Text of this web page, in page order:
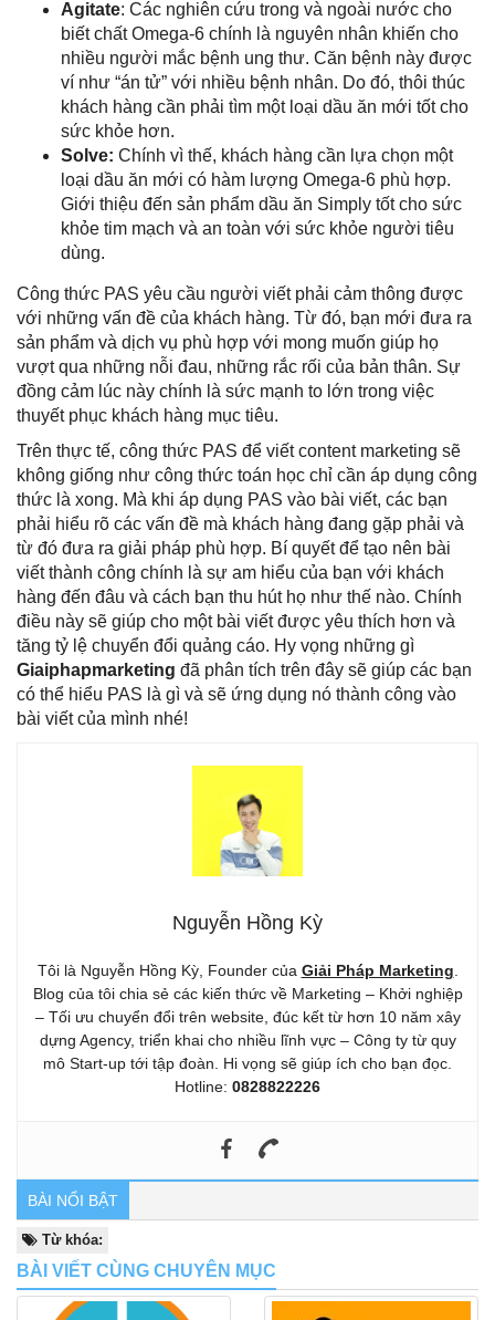
Agitate: Các nghiên cứu trong và ngoài nước cho
biết chất Omega-6 chính là nguyên nhân khiến cho
nhiều người mắc bệnh ung thư. Căn bệnh này được
ví như “án tử” với nhiều bệnh nhân. Do đó, thôi thúc
khách hàng cần phải tìm một loại dầu ăn mới tốt cho
sức khỏe hơn.
Solve: Chính vì thế, khách hàng cần lựa chọn một
loại dầu ăn mới có hàm lượng Omega-6 phù hợp.
Giới thiệu đến sản phẩm dầu ăn Simply tốt cho sức
khỏe tim mạch và an toàn với sức khỏe người tiêu
dùng.
Công thức PAS yêu cầu người viết phải cảm thông được
với những vấn đề của khách hàng. Từ đó, bạn mới đưa ra
sản phẩm và dịch vụ phù hợp với mong muốn giúp họ
vượt qua những nỗi đau, những rắc rối của bản thân. Sự
đồng cảm lúc này chính là sức mạnh to lớn trong việc
thuyết phục khách hàng mục tiêu.
Trên thực tế, công thức PAS để viết content marketing sẽ
không giống như công thức toán học chỉ cần áp dụng công
thức là xong. Mà khi áp dụng PAS vào bài viết, các bạn
phải hiểu rõ các vấn đề mà khách hàng đang gặp phải và
từ đó đưa ra giải pháp phù hợp. Bí quyết để tạo nên bài
viết thành công chính là sự am hiểu của bạn với khách
hàng đến đâu và cách bạn thu hút họ như thế nào. Chính
điều này sẽ giúp cho một bài viết được yêu thích hơn và
tăng tỷ lệ chuyển đổi quảng cáo. Hy vọng những gì
Giaiphapmarketing đã phân tích trên đây sẽ giúp các bạn
có thể hiểu PAS là gì và sẽ ứng dụng nó thành công vào
bài viết của mình nhé!
Nguyễn Hồng Kỳ
Tôi là Nguyễn Hồng Kỳ, Founder của Giải Pháp Marketing
Blog của tôi chia sẻ các kiến thức về Marketing – Khởi nghiệp
– Tối ưu chuyển đổi trên website, đúc kết từ hơn 10 năm xây
dựng Agency, triển khai cho nhiều lĩnh vực – Công ty từ quy
mô Start-up tới tập đoàn. Hi vọng sẽ giúp ích cho bạn đọc.
Hotline: 0828822226
BÀI NỔI BẬT
Từ khóa:
BÀI VIẾT CÙNG CHUYÊN MỤC